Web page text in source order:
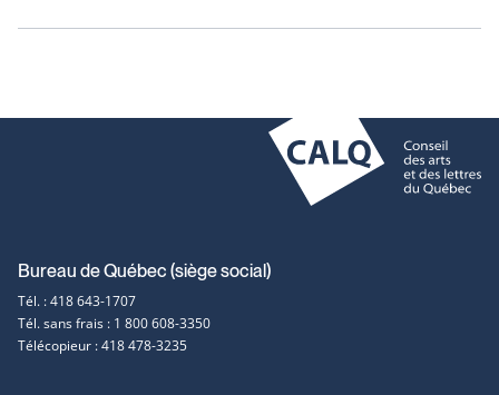
Coordonnées
et
contact
Bureau de Québec (siège social)
Tél. : 418 643-1707
Tél. sans frais : 1 800 608-3350
Télécopieur : 418 478-3235